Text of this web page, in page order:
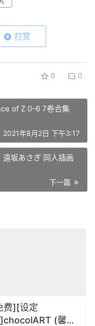
打赏
0 0
of Z 0-6 7卷合集
2021年8月2日 下午3:17
下一篇
费][设定
(馨。)